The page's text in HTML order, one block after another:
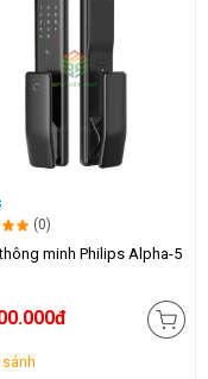
(0)
minh Philips Alpha-5
sánh